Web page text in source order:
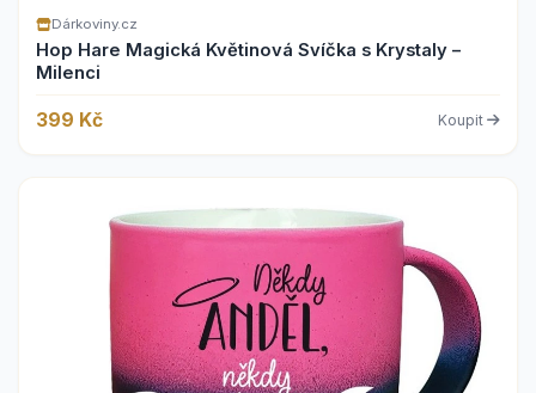
Dárkoviny.cz
Hop Hare Magická Květinová Svíčka s Krystaly –
Milenci
399 Kč Koupit